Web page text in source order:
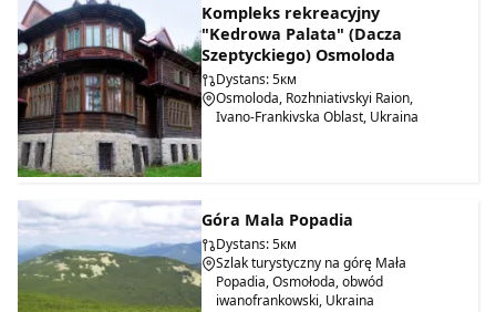
Kompleks rekreacyjny
"Kedrowa Palata" (Dacza
Szeptyckiego) Osmoloda
Dystans: 5км
Osmoloda, Rozhniativskyi Raion,
Ivano-Frankivska Oblast, Ukraina
Góra Mala Popadia
Dystans: 5км
Szlak turystyczny na górę Mała
Popadia, Osmołoda, obwód
iwanofrankowski, Ukraina